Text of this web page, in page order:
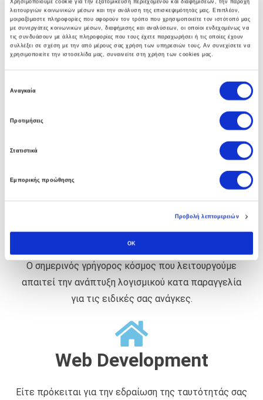
Χρησιμοποιούμε cookie για την εξατομίκευση περιεχομένου και διαφημίσεων, την παροχή
λειτουργιών κοινωνικών μέσων και την ανάλυση της επισκεψιμότητάς μας. Επιπλέον,
μοιραζόμαστε πληροφορίες που αφορούν τον τρόπο που χρησιμοποιείτε τον ιστότοπό μας
με συνεργάτες κοινωνικών μέσων, διαφήμισης και αναλύσεων, οι οποίοι ενδεχομένως να
τις συνδυάσουν με άλλες πληροφορίες που τους έχετε παραχωρήσει ή τις οποίες έχουν
συλλέξει σε σχέση με την από μέρους σας χρήση των υπηρεσιών τους. Αν συνεχίσετε να
χρησιμοποιείτε την ιστοσελίδα μας, συναινείτε στη χρήση των cookies μας.
Αναγκαία
Προτιμήσεις
Στατιστικά
Εμπορικής προώθησης
Προβολή λεπτομερειών
OK
γκάμα υπηρεσιών που βοηθούν στην αναπτύξη
ολοκληρωμένων λύσεων υποδομής.
Η πολυετής εμπειρία των συμβούλων μας στο Soft1
ERP αλλα και άψογη συνεργασία με την SoftOne
εγγυάται στην επιχείρηση σας τα οφέλη απο την
Custom Software
Ο σημερινός γρήγορος κόσμος που λειτουργούμε
απαιτεί την ανάπτυξη λογισμικού κατα παραγγελία
για τις ειδικές σας ανάγκες.
Web Development
Είτε πρόκειται για την εδραίωση της ταυτότητάς σας